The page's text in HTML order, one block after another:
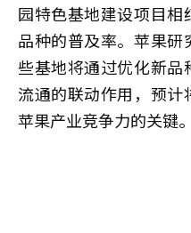
园特色基地建设项目
品种的普及率。苹果
些基地将通过优化新品
流通的联动作用，预
苹果产业竞争力的关键。